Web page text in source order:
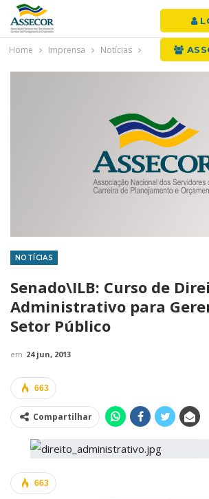
Home Imprensa Notícias
NOTÍCIAS
Senado\ILB: Curso de
Administrativo para
Setor Público
em 24 jun, 2013
663
Compartilhar
663